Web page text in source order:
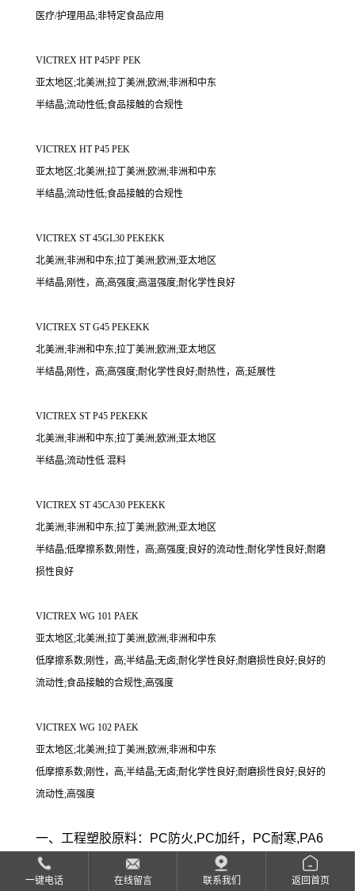
医疗/护理用品;非特定食品应用
VICTREX HT P45PF PEK
亚太地区;北美洲;拉丁美洲;欧洲;非洲和中东
半结晶;流动性低;食品接触的合规性
VICTREX HT P45 PEK
亚太地区;北美洲;拉丁美洲;欧洲;非洲和中东
半结晶;流动性低;食品接触的合规性
VICTREX ST 45GL30 PEKEKK
北美洲;非洲和中东;拉丁美洲;欧洲;亚太地区
半结晶;刚性，高;高强度;高温强度;耐化学性良好
VICTREX ST G45 PEKEKK
北美洲;非洲和中东;拉丁美洲;欧洲;亚太地区
半结晶;刚性，高;高强度;耐化学性良好;耐热性，高;延展性
VICTREX ST P45 PEKEKK
北美洲;非洲和中东;拉丁美洲;欧洲;亚太地区
半结晶;流动性低 混料
VICTREX ST 45CA30 PEKEKK
北美洲;非洲和中东;拉丁美洲;欧洲;亚太地区
半结晶;低摩擦系数;刚性，高;高强度;良好的流动性;耐化学性良好;耐磨
损性良好
VICTREX WG 101 PAEK
亚太地区;北美洲;拉丁美洲;欧洲;非洲和中东
低摩擦系数;刚性，高;半结晶;无卤;耐化学性良好;耐磨损性良好;良好的
流动性;食品接触的合规性;高强度
VICTREX WG 102 PAEK
亚太地区;北美洲;拉丁美洲;欧洲;非洲和中东
低摩擦系数;刚性，高;半结晶;无卤;耐化学性良好;耐磨损性良好;良好的
流动性;高强度
一、工程塑胶原料：PC防火,PC加纤，PC耐寒,PA6
防火，P6加纤，PA6导电,PA66加纤，防火，导
电,POM均聚，耐磨，导电，加纤, PBT防火，加
一键电话 在线留言 联系我们 返回首页